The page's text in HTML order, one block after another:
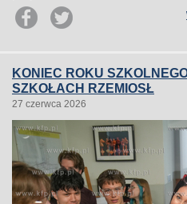
KONIEC ROKU
SZKOŁACH RZEMIOSŁ
27 czerwca 2026